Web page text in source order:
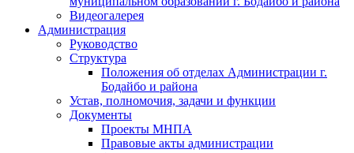
Видеогалерея
Администрация
Руководство
Структура
Положения об отделах Администрации г.
Бодайбо и района
Устав, полномочия, задачи и функции
Документы
Проекты МНПА
Правовые акты администрации